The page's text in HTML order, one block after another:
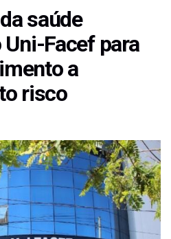
saúde
Facef para
a
risco